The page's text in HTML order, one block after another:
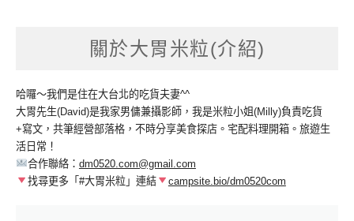
關於大胃米粒(介紹)
哈囉～我們是住在大台北的吃貨夫妻^^
大胃先生(David)是我家男傭兼攝影師，我是米粒小姐(Milly)負責吃貨
+寫文，共筆經營部落格，不時分享美食探店。宅配料理開箱。旅遊生
活日常！
合作聯絡： dm0520.com@gmail.com
找尋更多「#大胃米粒」連結
campsite.bio/dm0520com